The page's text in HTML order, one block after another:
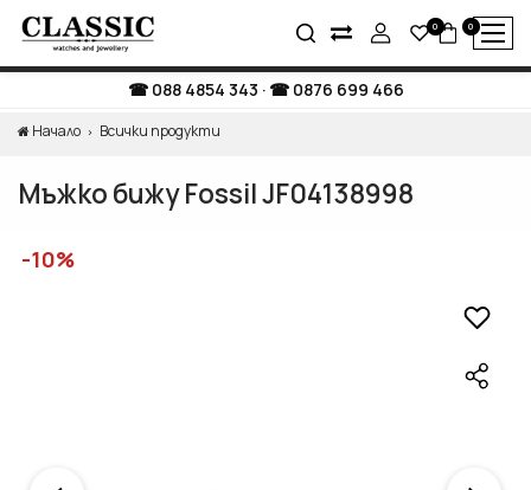
0 0
088 4854 343 · 0876 699 466
Начало Всички продукти
Мъжко бижу Fossil JF04138998
-10%